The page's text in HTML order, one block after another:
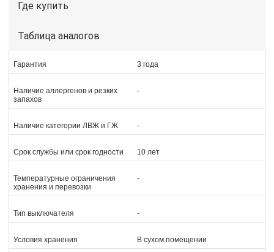
Где купить
Таблица аналогов
Гарантия 3 года
Наличие аллергенов и резких
запахов
-
Наличие категории ЛВЖ и ГЖ -
Срок службы или срок годности 10 лет
Температурные ограничения
хранения и перевозки
-
Тип выключателя -
Условия хранения В сухом помещении